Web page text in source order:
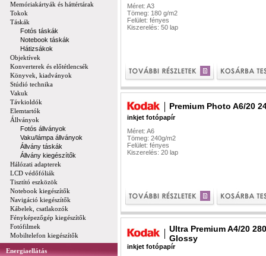
Memóriakártyák és háttértárak
Tokok
Táskák
Fotós táskák
Notebook táskák
Hátizsákok
Objektívek
Konverterek és előtétlencsék
Könyvek, kiadványok
Stúdió technika
Vakuk
Távkioldók
Elemtartók
Állványok
Fotós állványok
Vaku/lámpa állványok
Állvány táskák
Állvány kiegészítők
Hálózati adapterek
LCD védőfóliák
Tisztító eszközök
Notebook kiegészítők
Navigáció kiegészítők
Kábelek, csatlakozók
Fényképezőgép kiegészítők
Fotófilmek
Mobiltelefon kiegészítők
Energiaellátás
Méret: A3
Tömeg: 180 g/m2
Felület: fényes
Kiszerelés: 50 lap
Premium Photo A6/20
inkjet fotópapír
Méret: A6
Tömeg: 240g/m2
Felület: fényes
Kiszerelés: 20 lap
Ultra Premium A4/20
Glossy
inkjet fotópapír